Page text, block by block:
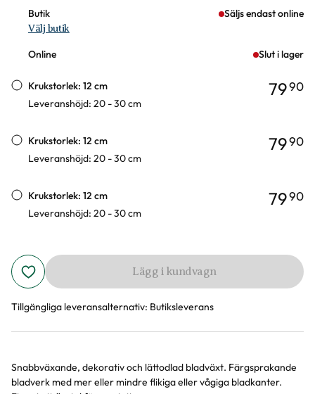
Butik Säljs endast online
Välj butik
Online Slut i lager
Krukstorlek: 12 cm
Leveranshöjd: 20 - 30 cm
7990
Krukstorlek: 12 cm
Leveranshöjd: 20 - 30 cm
7990
Krukstorlek: 12 cm
Leveranshöjd: 20 - 30 cm
7990
Lägg i kundvagn
Tillgängliga leveransalternativ: Butiksleverans
Produktinformation
Snabbväxande, dekorativ och lättodlad bladväxt. Färgsprakande
bladverk med mer eller mindre flikiga eller vågiga bladkanter.